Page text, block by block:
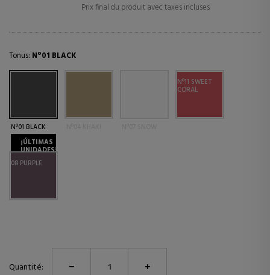
Prix final du produit avec taxes incluses
Tonus: Nº01 BLACK
Nº01 BLACK
¡ÚLTIMAS
UNIDADES!
Nº11 SWEET
CORAL
08 PURPLE
Quantité: